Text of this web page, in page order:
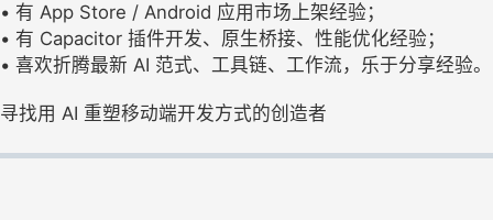
• 有 App Store / Android 应用市场上架经验；
• 有 Capacitor 插件开发、原生桥接、性能优化经验；
• 喜欢折腾最新 AI 范式、工具链、工作流，乐于分享经验。
寻找用 AI 重塑移动端开发方式的创造者